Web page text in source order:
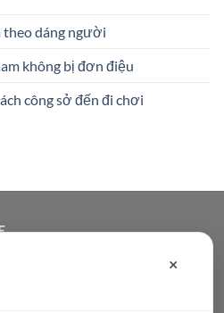
theo dáng người
không bị đơn điệu
công sở đến đi chơi
quốc
×